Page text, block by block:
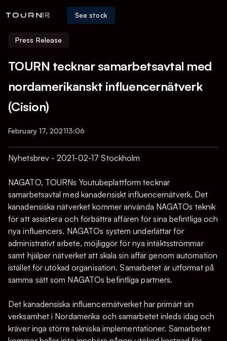
[IR] See stock
Press Release
TOURN tecknar samarbetsavtal med
nordamerikanskt influencernätverk
(Cision)
February 17, 202113:06
Nyhetsbrev - 2021-02-17 Stockholm
NAGATO, TOURNs Youtubeplattform tecknar
samarbetsavtal med kanadensiskt influencernätverk. Det
kanadensiska nätverket kommer använda NAGATOs teknik
för att assistera och förbättra affären för sina befintliga och
nya influencers. NAGATOs system underlättar för
administrativt arbete, möjliggör för nya intäktsströmmar
samt hjälper nätverket att skala sin affär genom automation
istället för utökad organisation. Samarbetet är utformat på
samma sätt som NAGATOs befintliga partners.
Det kanadensiska influencernätverket har primärt sin
verksamhet i Nordamerika och samarbetet inleds idag och
kräver inga större tekniska implementationer. Samarbetet